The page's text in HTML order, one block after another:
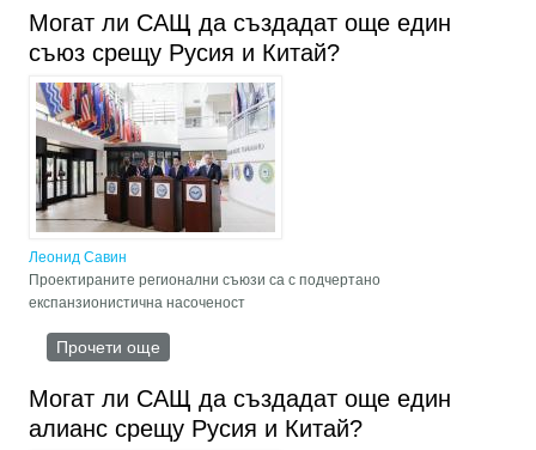
на историята
Могат ли САЩ да създадат още един
съюз срещу Русия и Китай?
Леонид Савин
Проектираните регионални съюзи са с подчертано
експанзионистична насоченост
Прочети още
Могат ли САЩ да създадат още един
алианс срещу Русия и Китай?